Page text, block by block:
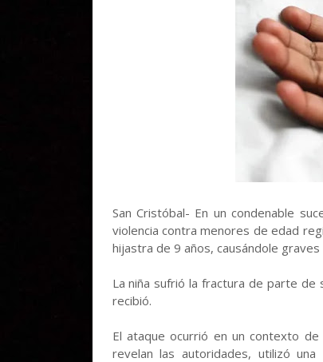
San Cristóbal- En un condenable
violencia contra menores de edad
hijastra de 9 años, causándole graves
La niña sufrió la fractura de parte
recibió.
El ataque ocurrió en un contexto
revelan las autoridades, utilizó